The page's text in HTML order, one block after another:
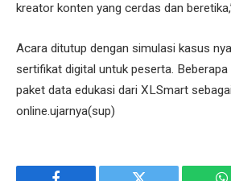
kreator konten yang cerdas dan
Acara ditutup dengan simulasi kasus
sertifikat digital untuk peserta.
paket data edukasi dari XLSmart
online.ujarnya(sup)